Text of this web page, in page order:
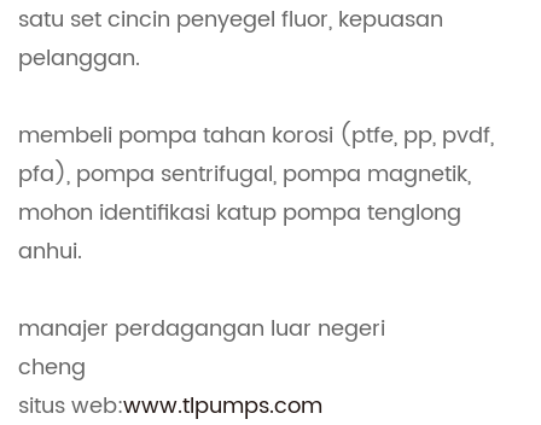
satu set cincin penyegel fluor, kepuasan
pelanggan.
membeli pompa tahan korosi (ptfe, pp, pvdf,
pfa), pompa sentrifugal, pompa magnetik,
mohon identifikasi katup pompa tenglong
anhui.
manajer perdagangan luar negeri
cheng
situs web:www.tlpumps.com